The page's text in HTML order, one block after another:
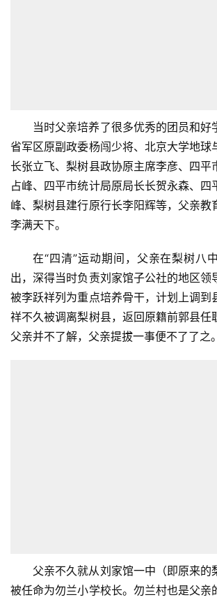
当时父亲培养了很多优秀的团员和好
省军区原副政委杨闯少将、北京大学地球
长张立飞、梨树县政协原主席李彦、四平
占峰、四平市统计局原局长长贺永森、四
峰、梨树县建行原行长李阳辉等，父亲教
李满天下。
在“四清”运动期间，父亲在梨树八
出，深得当时负责刘家馆子公社的地区领
被李跃祥列为重点培养骨干，计划上调到
祥不久被调离梨树县，返回原籍前郭县任
父亲并不了解，父亲提拔一事便不了了之。
父亲不久就从刘家馆一中（即原来的
被任命为勿兰小学校长。勿兰村也是父亲